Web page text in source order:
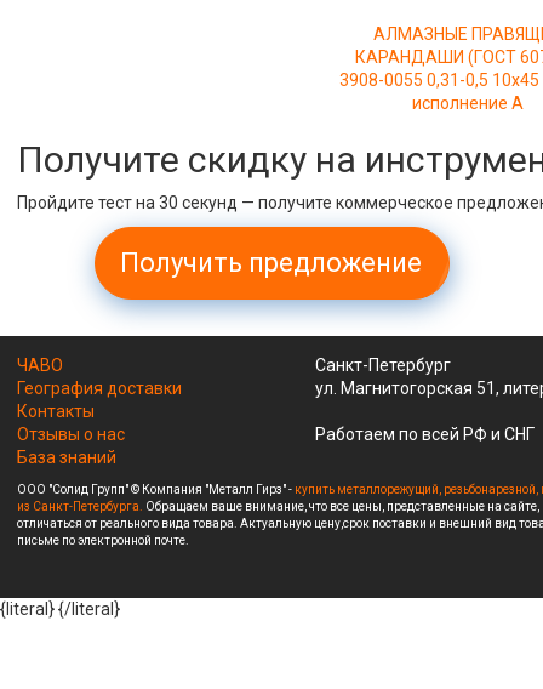
АЛМАЗНЫЕ
КАРАНДАШИ (ГОСТ
3908-0055 0,31-0,5
исполнение А
Получите скидку на
Пройдите тест на 30 секунд — получите коммерческое
Получить предложение
ЧАВО
География доставки
Контакты
Отзывы о нас
База знаний
Санкт-Петербург
ул. Магнитогорская 51,
Работаем по всей РФ и СНГ
ООО "Солид Групп" © Компания "Металл Гирз" - купить металлорежущий,
из Санкт-Петербурга. Обращаем ваше внимание, что все цены, представленные на
отличаться от реального вида товара. Актуальную цену,срок поставки и внешний вид
письме по электронной почте.
{literal}{/literal}